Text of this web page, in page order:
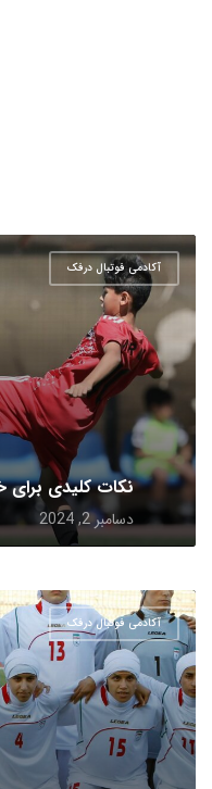
آکادمی فوتبال درفک
نکات کلیدی برای
دسامبر 2, 2024
آکادمی فوتبال درفک